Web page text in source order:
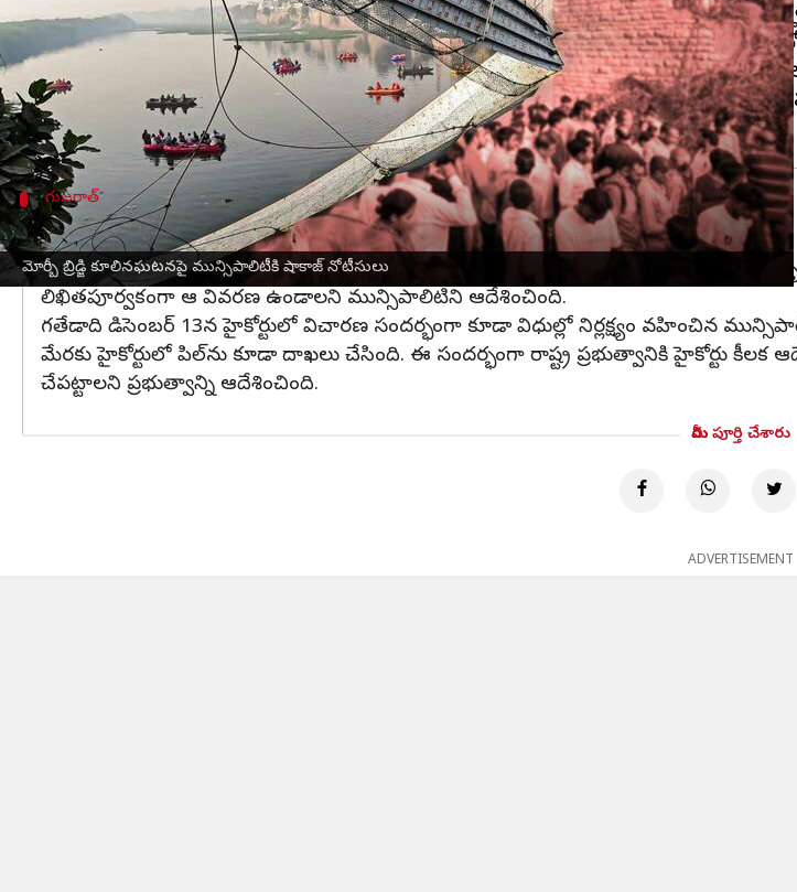
మోర్బీ బ్రిడ్జి కూలినఘటనపై మున్సిపాలిటీకి షాకాజ్ నోటీసులు
గుజరాత్‌లోని మోర్బీ పట్టణంలో కేబుల్ బ్రిడ్జి కూలిన ఘటనపై స్థానిక మున్సిపాలిటీకి రాష్ట్ర
మున్సిపాలిటీ పాలకవర్గాన్ని ఎందుకు రద్దు చేయకూడదో చెప్పాలని రాష్ట్ర పట్టణాభివృద్ధి శాఖ ఆ
గుజరాత్‌లోని మోర్బీ పట్టణంలో అక్టోబర్ 30న కేబుల్ బ్రిడ్జి కూలిన ఘటన దేశ
గాయపడ్డారు. ఈ ఘటనను
గుజరాత్హైకోర్టు సీరియస్‌గా తీసుకుంది. 135 మంది మరణించిన
గుజరాత్
ఈ నెల 25వ తేదీలోపు వివరణ ఇవ్వాలి: ప్రభుత్వం
ఈ నెల 25వ తేదీలోపు షోకాజ్ నోటీసులకు వివరణ ఇవ్వాలని మోర్బీ మున్సిపాలిటీకి రాష్ట్ర
లిఖితపూర్వకంగా ఆ వివరణ ఉండాలని మున్సిపాలిటిని ఆదేశించింది.
గతేడాది డిసెంబర్ 13న హైకోర్టులో విచారణ సందర్భంగా కూడా విధుల్లో నిర్లక్ష్యం వహించిన
మేరకు హైకోర్టులో పిల్‌ను కూడా దాఖలు చేసింది. ఈ సందర్భంగా రాష్ట్ర ప్రభుత్వానికి హైకోర్టు
చేపట్టాలని ప్రభుత్వాన్ని ఆదేశించింది.
మీరు పూర్తి చేశారు
ADVERTISEMENT